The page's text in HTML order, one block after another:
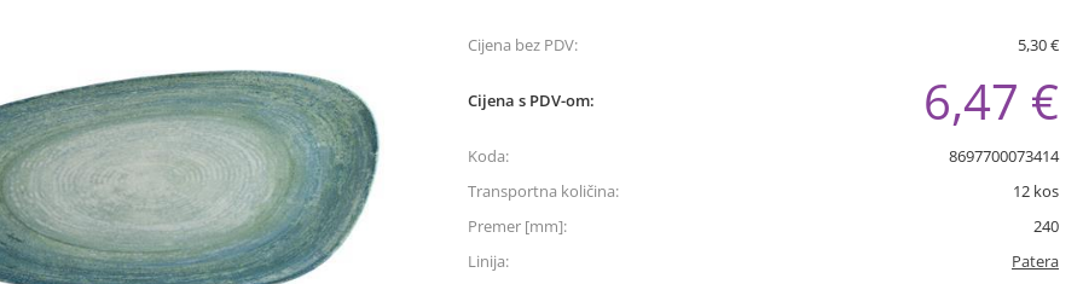
Cijena bez PDV: 5,30 €
Cijena s PDV-om: 6,47 €
Koda:
8697700073414
Transportna količina:
12 kos
Premer [mm]:
240
Linija:
Patera